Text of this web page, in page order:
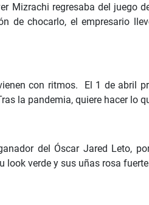
Mizrachi regresaba del juego
de chocarlo, el empresario
con ritmos. El 1 de abril
la pandemia, quiere hacer lo
del Óscar Jared Leto,
look verde y sus uñas rosa